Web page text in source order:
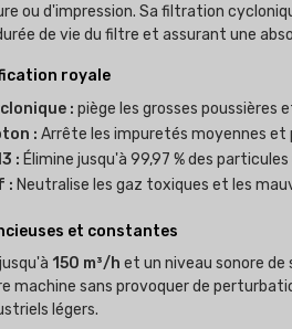
ou d'impression. Sa filtration
de vie du filtre et assurant une
royale
: piège les grosses
: Arrête les impuretés moyennes et
: Élimine jusqu'à 99,97 % des
: Neutralise les gaz toxiques et les
et constantes
150 m³/h et un niveau sonore de
machine sans provoquer de
légers.